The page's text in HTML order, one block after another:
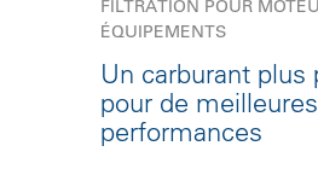
FILTRATION POUR
ÉQUIPEMENTS
Un carburant plus
pour de meilleures
performances